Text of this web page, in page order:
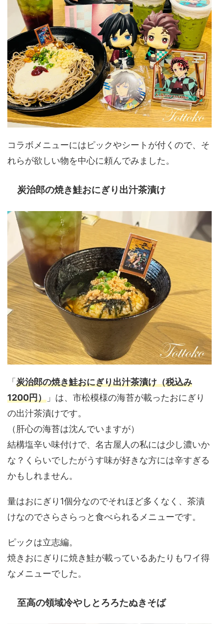
コラボメニューにはピックやシートが付くので、そ
れらが欲しい物を中心に頼んでみました。
炭治郎の焼き鮭おにぎり出汁茶漬け
「炭治郎の焼き鮭おにぎり出汁茶漬け（税込み
1200円） 」は、市松模様の海苔が載ったおにぎり
の出汁茶漬けです。
（肝心の海苔は沈んでいますが）
結構塩辛い味付けで、名古屋人の私には少し濃いか
な？くらいでしたがうす味が好きな方には辛すぎる
かもしれません。
量はおにぎり1個分なのでそれほど多くなく、茶漬
けなのでさらさらっと食べられるメニューです。
ピックは立志編。
焼きおにぎりに焼き鮭が載っているあたりもワイ得
なメニューでした。
至高の領域冷やしとろろたぬきそば